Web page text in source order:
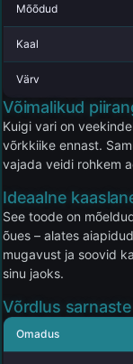
Mõõdud
Kaal
Värv
Võimalikud
Kuigi vari on
võrkkiike ennast.
vajada veidi rohkem
Ideaalne
See toode on
õues – alates
mugavust ja soovid
sinu jaoks.
Võrdlus
Omadus